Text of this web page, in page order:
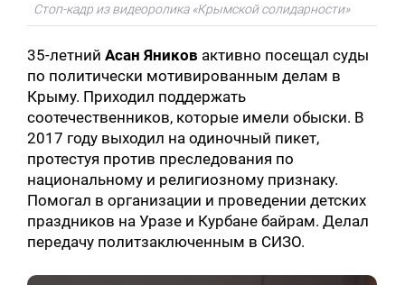
Искать:
Стоп-кадр из видеоролика «Крымской солидарности»
35-летний Асан Яников активно посещал суды
по политически мотивированным делам в
Крыму. Приходил поддержать
соотечественников, которые имели обыски. В
2017 году выходил на одиночный пикет,
протестуя против преследования по
национальному и религиозному признаку.
Помогал в организации и проведении детских
праздников на Уразе и Курбане байрам. Делал
передачу политзаключенным в СИЗО.